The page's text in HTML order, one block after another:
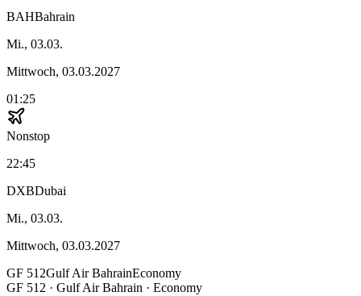
BAHBahrain
Mi., 03.03.
Mittwoch, 03.03.2027
01:25
Nonstop
22:45
DXBDubai
Mi., 03.03.
Mittwoch, 03.03.2027
GF 512Gulf Air BahrainEconomy
GF 512 · Gulf Air Bahrain · Economy